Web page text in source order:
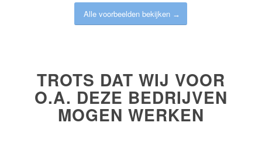
Alle voorbeelden bekijken
TROTS DAT WIJ VOOR
O.A. DEZE BEDRIJVEN
MOGEN WERKEN